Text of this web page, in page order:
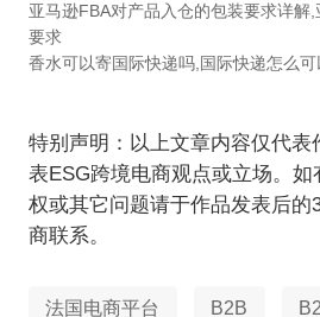
亚马逊FBA对产品入仓的包装要求详解
要求
香水可以寄国际快递吗,国际快递怎么
特别声明：以上文章内容仅代表
表ESG跨境电商观点或立场。如
权或其它问题请于作品发表后的
商联系。
法国电商平台 B2B